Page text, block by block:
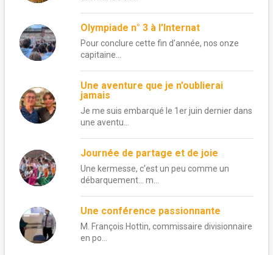
Olympiade n° 3 à l’Internat
Pour conclure cette fin d’année, nos onze
capitaine...
Une aventure que je n’oublierai
jamais
Je me suis embarqué le 1er juin dernier dans
une aventu...
Journée de partage et de joie
Une kermesse, c’est un peu comme un
débarquement… m...
Une conférence passionnante
M. François Hottin, commissaire divisionnaire
en po...